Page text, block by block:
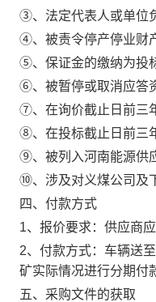
③、法定代表人或单位
④、被责令停产停业财
⑤、保证金的缴纳为投
⑥、被暂停或取消应答
⑦、在询价截止日前三
⑧、在投标截止日前三
⑨、被列入河南能源供
⑩、涉及对义煤公司及
四、付款方式
1、报价要求：供应商
2、付款方式：车辆送
矿实际情况进行分期付
五、采购文件的获取